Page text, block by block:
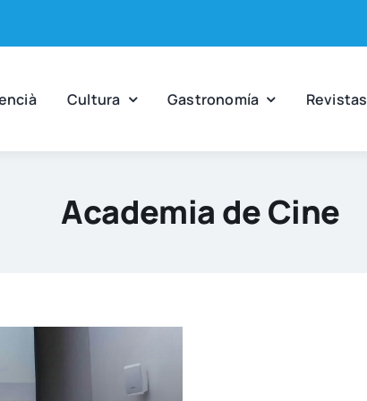
Cul­tu­ra Gas­tro­no­mía Revis­tas
Academia de Cine